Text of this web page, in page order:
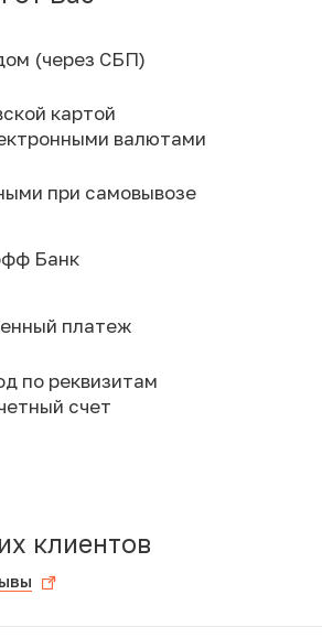
(через СБП)
картой
валютами
при самовывозе
Банк
платеж
по реквизитам
счет
клиентов